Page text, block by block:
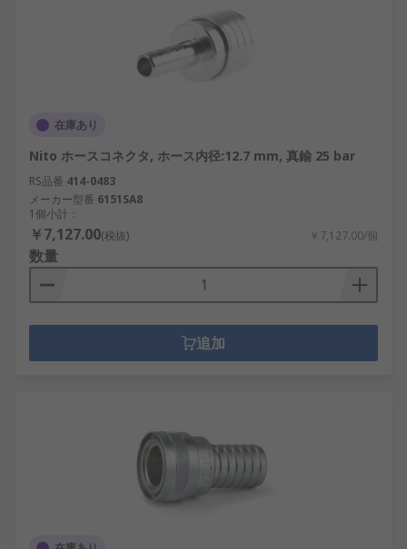
在庫あり
Nito ホースコネクタ, ホース内径:12.7 mm, 真鍮 25 bar
RS品番 414-0483
メーカー型番 6151SA8
1個小計：
￥7,127.00(税抜) ￥7,127.00/個
数量
追加